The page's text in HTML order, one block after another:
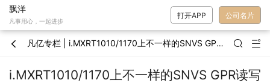
飘洋
凡事用心，一起进步
打开APP 公司名片
 凡亿专栏 | i.MXRT1010/1170上不一样的SNVS GPR读写控制设计  
i.MXRT1010/1170上不一样的SNVS GPR读写